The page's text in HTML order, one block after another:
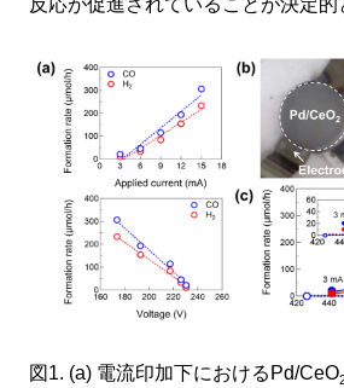
反応が促進されていることが決定的
図1. (a) 電流印加下におけるPd/CeO